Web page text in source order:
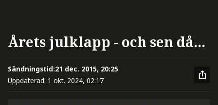
Årets julklapp - och sen då...
Sändningstid:21 dec. 2015, 20:25
Uppdaterad: 1 okt. 2024, 02:17